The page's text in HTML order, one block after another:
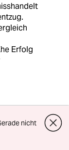
Erfolg
nicht